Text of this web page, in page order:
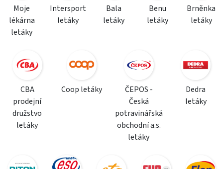
Moje
lékárna
letáky
Intersport
letáky
Bala
letáky
Benu
letáky
Brněnka
letáky
CBA
prodejní
družstvo
letáky
Coop letáky
ČEPOS -
Česká
potravinářská
obchodní a.s.
letáky
Dedra
letáky